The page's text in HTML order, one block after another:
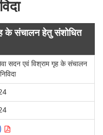
के संचालन हेतु संशोधित
सदन एवं विश्राम गृह के संचालन